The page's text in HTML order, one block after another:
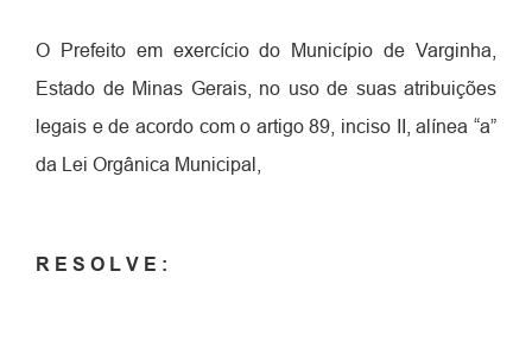
O Prefeito em exercício do Município de Varginha,
Estado de Minas Gerais, no uso de suas atribuições
legais e de acordo com o artigo 89, inciso II, alínea “a”
da Lei Orgânica Municipal,
R E S O L V E :